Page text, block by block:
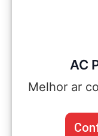
AC
Melhor ar